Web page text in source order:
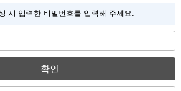
시 입력한 비밀번호를 입력해 주세요.
확인